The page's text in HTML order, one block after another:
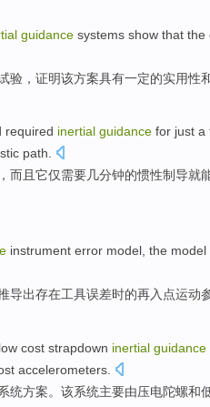
guidance systems show that the
验 ， 证明该方案具有一定的实用性
required inertial guidance for just a
path.
， 而且 它仅需要几分钟的惯性制导就
instrument error model , the model
导出存在工具误差时的再入 点运动
low cost strapdown inertial guidance
accelerometers.
统方案。该系统主要由压电陀螺和